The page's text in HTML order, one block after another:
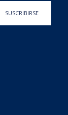
SUSCRIBIRSE